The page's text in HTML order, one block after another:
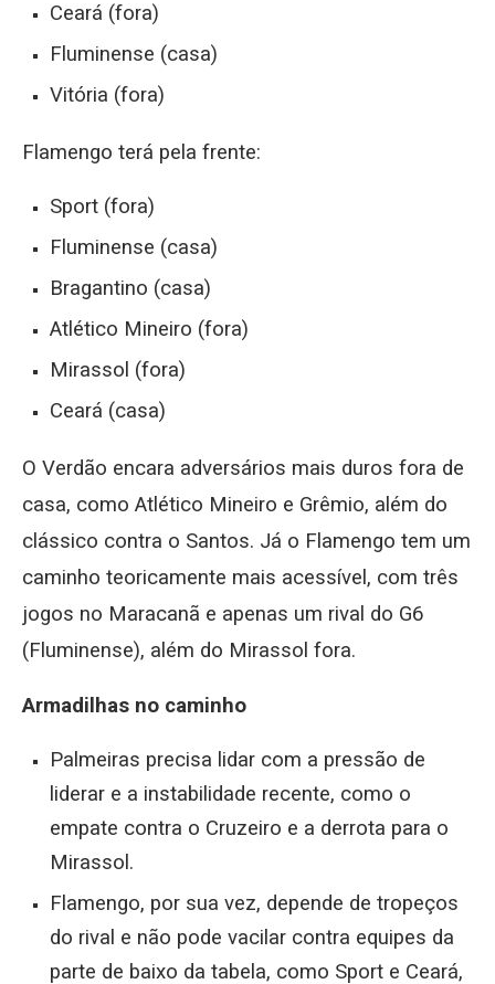
Ceará (fora)
Fluminense (casa)
Vitória (fora)
Flamengo terá pela frente:
Sport (fora)
Fluminense (casa)
Bragantino (casa)
Atlético Mineiro (fora)
Mirassol (fora)
Ceará (casa)
O Verdão encara adversários mais duros fora de
casa, como Atlético Mineiro e Grêmio, além do
clássico contra o Santos. Já o Flamengo tem um
caminho teoricamente mais acessível, com três
jogos no Maracanã e apenas um rival do G6
(Fluminense), além do Mirassol fora.
Armadilhas no caminho
Palmeiras precisa lidar com a pressão de
liderar e a instabilidade recente, como o
empate contra o Cruzeiro e a derrota para o
Mirassol.
Flamengo, por sua vez, depende de tropeços
do rival e não pode vacilar contra equipes da
parte de baixo da tabela, como Sport e Ceará,